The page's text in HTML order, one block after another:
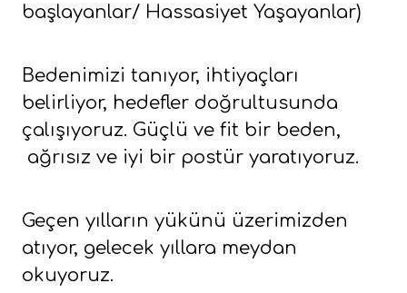
Canlı
başlayanlar/
Hassasiyet
Yaşayanlar)
adet
başlayanlar/ Hassasiyet Yaşayanlar)
Bedenimizi tanıyor, ihtiyaçları
belirliyor, hedefler doğrultusunda
çalışıyoruz. Güçlü ve fit bir beden,
ağrısız ve iyi bir postür yaratıyoruz.
Geçen yılların yükünü üzerimizden
atıyor, gelecek yıllara meydan
okuyoruz.